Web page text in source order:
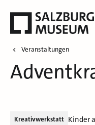
Veranstaltungen
Kreativwerkstatt Kinder